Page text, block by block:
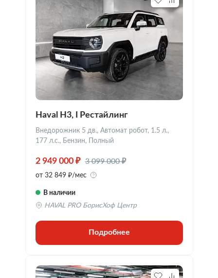
Haval H3, I Рестайлинг
Внедорожник 5 дв., Автомат робот, 1.5 л.,
177 л.с., Бензин, Полный
2 949 000 ₽ 3 099 000 ₽
от 32 849 ₽/мес
В наличии
HAVAL PRO БорисХоф Центр
Подробнее